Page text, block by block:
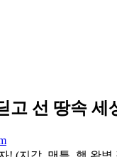
선 땅속 세